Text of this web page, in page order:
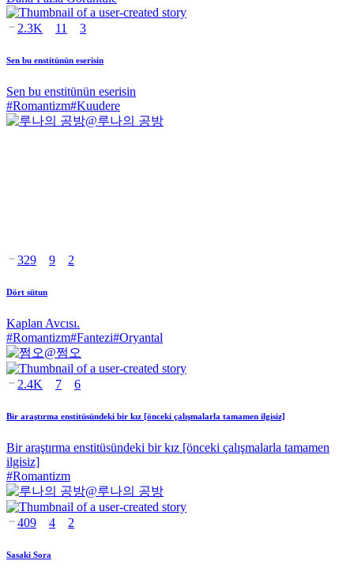
2.3K 11 3
Sen bu enstitünün eserisin
Sen bu enstitünün eserisin
#Romantizm#Kuudere
@루나의 공방
329 9 2
Dört sütun
Kaplan Avcısı.
#Romantizm#Fantezi#Oryantal
@쩜오
2.4K 7 6
Bir araştırma enstitüsündeki bir kız [önceki çalışmalarla tamamen ilgisiz]
Bir araştırma enstitüsündeki bir kız [önceki çalışmalarla tamamen
ilgisiz]
#Romantizm
@루나의 공방
409 4 2
Sasaki Sora